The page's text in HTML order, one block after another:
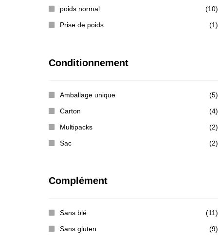
poids normal (10)
Prise de poids (1)
Conditionnement
Amballage unique (5)
Carton (4)
Multipacks (2)
Sac (2)
Complément
Sans blé (11)
Sans gluten (9)